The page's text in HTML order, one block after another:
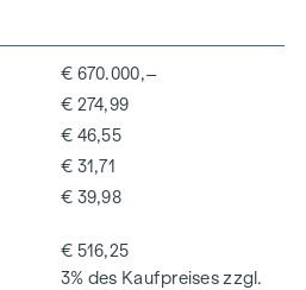
€ 670.000,–
€ 274,99
€ 46,55
€ 31,71
€ 39,98
€ 516,25
3% des Kaufpreises zzgl.